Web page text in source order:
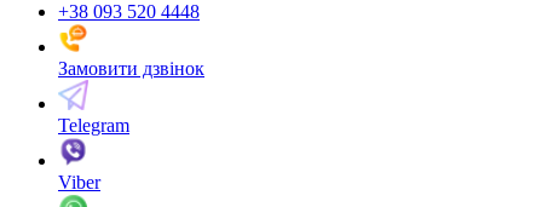
+38 093 520 4448
Замовити дзвінок
Telegram
Viber